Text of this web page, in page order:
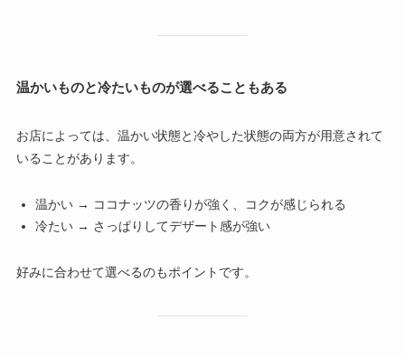
温かいものと冷たいものが選べることもある
お店によっては、温かい状態と冷やした状態の両方が用意されて
いることがあります。
温かい → ココナッツの香りが強く、コクが感じられる
冷たい → さっぱりしてデザート感が強い
好みに合わせて選べるのもポイントです。